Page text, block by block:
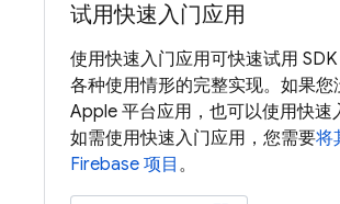
试用快速入门应用
使用快速入门应用可快速试用
各种使用情形的完整实现。如果您
Apple 平台应用，也可以使用快速
如需使用快速入门应用，您需要将
Firebase 项目 。